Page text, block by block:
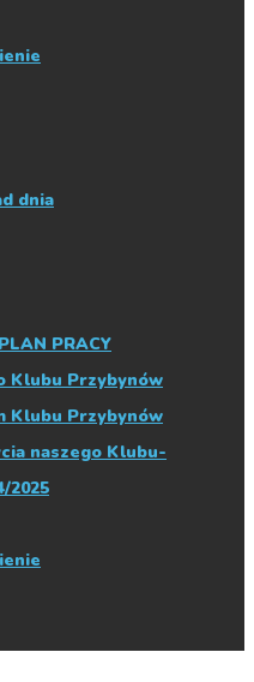
dnia
PRACY
Klubu Przybynów
Klubu Przybynów
naszego Klubu-
2025